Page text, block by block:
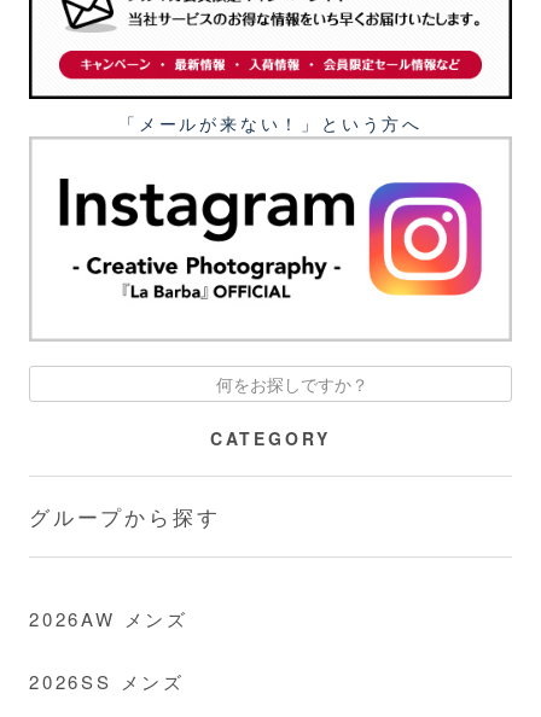
「メールが来ない！」という⽅へ
CATEGORY
グループから探す
2026AW メンズ
2026SS メンズ